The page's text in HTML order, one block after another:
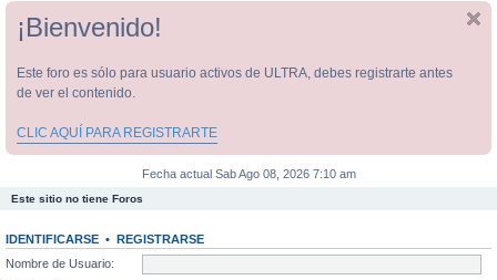
¡Bienvenido!
Este foro es sólo para usuario activos de ULTRA, debes registrarte antes
de ver el contenido.
CLIC AQUÍ PARA REGISTRARTE
Fecha actual Sab Ago 08, 2026 7:10 am
Este sitio no tiene Foros
IDENTIFICARSE • REGISTRARSE
Nombre de Usuario: